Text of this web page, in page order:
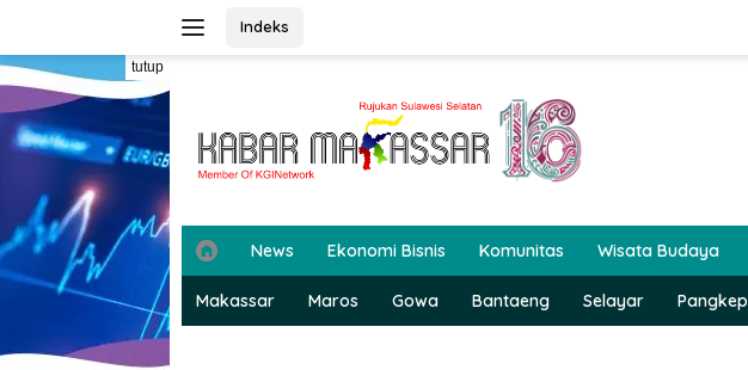
konten
Indeks
tutup
H
o
m
e
News Ekonomi Bisnis Komunitas Wisata Budaya
Makassar Maros Gowa Bantaeng Selayar Pangkep